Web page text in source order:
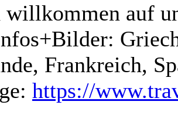
auf
Frankreich,
https://